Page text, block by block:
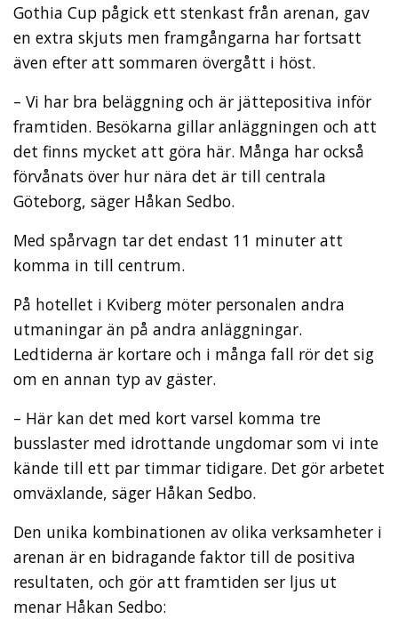
Gothia Cup pågick ett stenkast från arenan, gav
en extra skjuts men framgångarna har fortsatt
även efter att sommaren övergått i höst.
– Vi har bra beläggning och är jättepositiva inför
framtiden. Besökarna gillar anläggningen och att
det finns mycket att göra här. Många har också
förvånats över hur nära det är till centrala
Göteborg, säger Håkan Sedbo.
Med spårvagn tar det endast 11 minuter att
komma in till centrum.
På hotellet i Kviberg möter personalen andra
utmaningar än på andra anläggningar.
Ledtiderna är kortare och i många fall rör det sig
om en annan typ av gäster.
– Här kan det med kort varsel komma tre
busslaster med idrottande ungdomar som vi inte
kände till ett par timmar tidigare. Det gör arbetet
omväxlande, säger Håkan Sedbo.
Den unika kombinationen av olika verksamheter i
arenan är en bidragande faktor till de positiva
resultaten, och gör att framtiden ser ljus ut
menar Håkan Sedbo: